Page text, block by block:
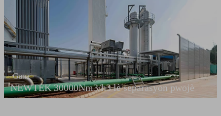
Gana
NEWTEK 30000Nm3/h3 lè separasyon pwojè